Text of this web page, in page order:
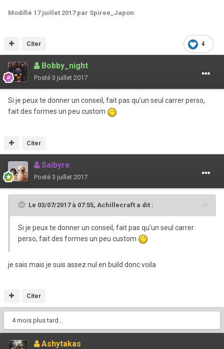
Modifié 17 juillet 2017par Spiree_Japon
4
Citer
Bobby_night
Posté 3 juillet 2017
Si je peux te donner un conseil, fait pas qu'un seul carrer perso,
fait des formes un peu custom
Citer
Saibyre
Posté 3 juillet 2017
Le 03/07/2017 à 07:55, Achillecraft a dit :
Si je peux te donner un conseil, fait pas qu'un seul carrer
perso, fait des formes un peu custom
je sais mais je suis assez nul en build donc voila
Citer
4 mois plus tard...
Ashytakas